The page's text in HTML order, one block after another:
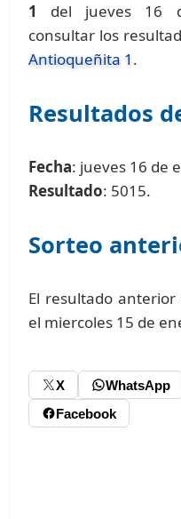
1
del jueves 16
consultar los
Antioqueñita 1.
Resultados
Fecha: jueves 16 de
Resultado: 5015.
Sorteo
El resultado
el miercoles 15 de
X WhatsApp
Facebook